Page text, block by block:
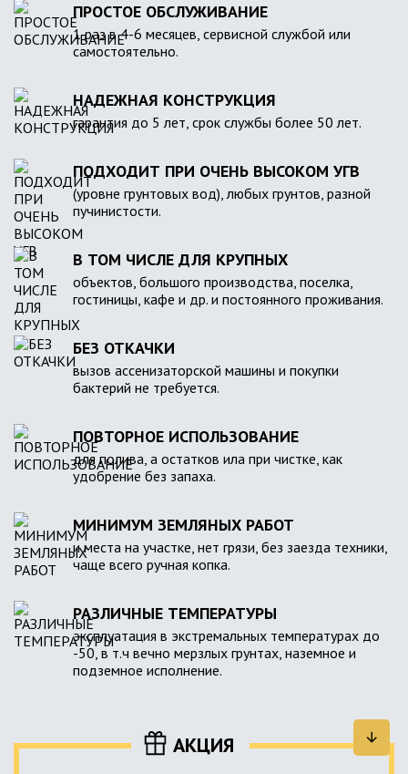
ПРОСТОЕ ОБСЛУЖИВАНИЕ
1 раз в 4-6 месяцев, сервисной службой или
самостоятельно.
НАДЕЖНАЯ КОНСТРУКЦИЯ
гарантия до 5 лет, срок службы более 50 лет.
ПОДХОДИТ ПРИ ОЧЕНЬ ВЫСОКОМ УГВ
(уровне грунтовых вод), любых грунтов, разной
пучинистости.
В ТОМ ЧИСЛЕ ДЛЯ КРУПНЫХ
объектов, большого производства, поселка,
гостиницы, кафе и др. и постоянного проживания.
БЕЗ ОТКАЧКИ
вызов ассенизаторской машины и покупки
бактерий не требуется.
ПОВТОРНОЕ ИСПОЛЬЗОВАНИЕ
для полива, а остатков ила при чистке, как
удобрение без запаха.
МИНИМУМ ЗЕМЛЯНЫХ РАБОТ
и места на участке, нет грязи, без заезда техники,
чаще всего ручная копка.
РАЗЛИЧНЫЕ ТЕМПЕРАТУРЫ
эксплуатация в экстремальных температурах до
-50, в т.ч вечно мерзлых грунтах, наземное и
подземное исполнение.
АКЦИЯ